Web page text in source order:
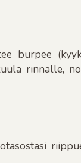
burpee
rinnalle,